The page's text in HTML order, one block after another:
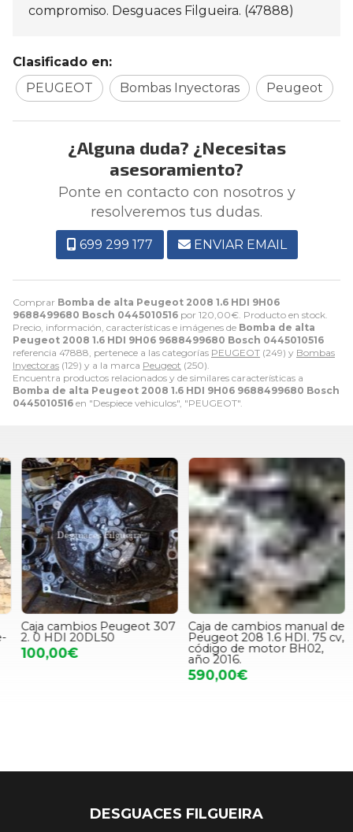
Comprar Bomba de alta Peugeot 2008 1.6 HDI 9H06
9688499680 Bosch 0445010516 por 120,00€ . Producto en stock.
Precio, información, características e imágenes de Bomba de alta
Peugeot 2008 1.6 HDI 9H06 9688499680 Bosch 0445010516
referencia 47888, pertenece a las categorías PEUGEOT (249) y Bombas
Inyectoras (129) y a la marca Peugeot (250).
Encuentra productos relacionados y de similares características a
Bomba de alta Peugeot 2008 1.6 HDI 9H06 9688499680 Bosch
0445010516 en "Despiece vehiculos", "PEUGEOT".
compromiso. Desguaces Filgueira. (47888)
Clasificado en:
PEUGEOT
Bombas Inyectoras Peugeot
¿Alguna duda? ¿Necesitas
asesoramiento?
Ponte en contacto con nosotros y
resolveremos tus dudas.
699 299 177 ENVIAR EMAIL
Caja cambios Peugeot 307
2. 0 HDI 20DL50
100,00€
Caja de cambios manual de
Peugeot 208 1.6 HDI. 75 cv,
código de motor BH02,
año 2016.
590,00€
DESGUACES FILGUEIRA